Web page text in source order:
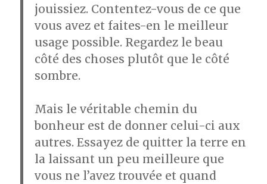
jouissiez. Contentez-vous de ce que
vous avez et faites-en le meilleur
usage possible. Regardez le beau
côté des choses plutôt que le côté
sombre.
Mais le véritable chemin du
bonheur est de donner celui-ci aux
autres. Essayez de quitter la terre en
la laissant un peu meilleure que
vous ne l’avez trouvée et quand